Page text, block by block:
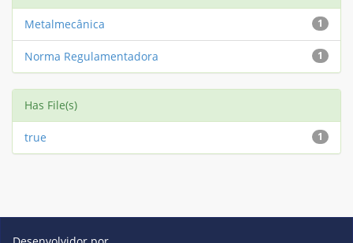
1
Metalmecânica
1
Norma Regulamentadora
Has File(s)
1
true